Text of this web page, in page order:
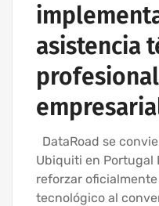
asistencia
DataRoad se
Ubiquiti en Portugal
reforzar
tecnológico al